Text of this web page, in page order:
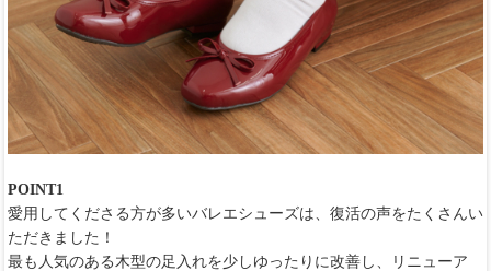
POINT1
愛用してくださる方が多いバレエシューズは、復活の声をたくさんい
ただきました！
最も人気のある木型の足入れを少しゆったりに改善し、リニューア